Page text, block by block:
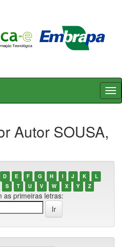
Autor SOUSA,
D E F G H I J K
L
S T U V W X Y Z
as primeiras letras: